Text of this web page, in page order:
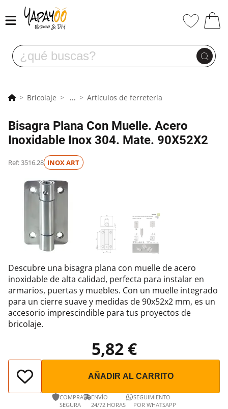
Bricolaje ... Artículos de ferretería
Bisagra Plana Con Muelle. Acero
Inoxidable Inox 304. Mate. 90X52X2
Ref: 3516.28 INOX ART
Descubre una bisagra plana con muelle de acero
inoxidable de alta calidad, perfecta para instalar en
armarios, puertas y muebles. Con un muelle integrado
para un cierre suave y medidas de 90x52x2 mm, es un
accesorio imprescindible para tus proyectos de
bricolaje.
5,82 €
AÑADIR AL CARRITO
COMPRA
SEGURA
ENVÍO
24/72 HORAS
SEGUIMIENTO
POR WHATSAPP